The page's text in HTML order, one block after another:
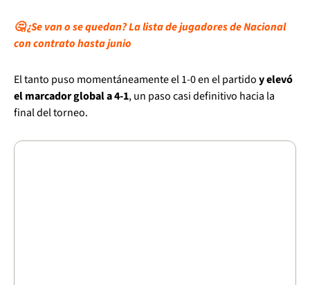
🤔 ¿Se van o se quedan? La lista de jugadores de Nacional
con contrato hasta junio
El tanto puso momentáneamente el 1-0 en el partidoy elevó
el marcador global a 4-1, un paso casi definitivo hacia la
final del torneo.